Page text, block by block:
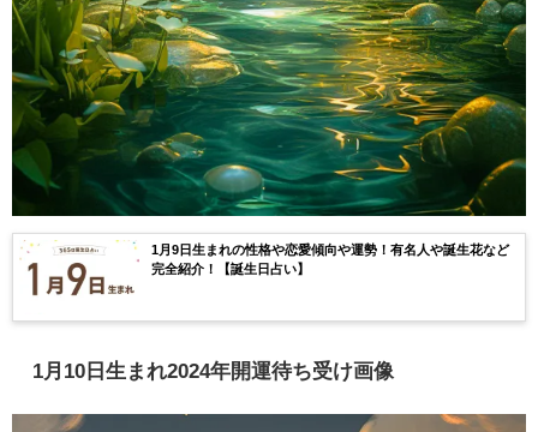
1月9日生まれの性格や恋愛傾向や運勢！有名人や誕生花など
完全紹介！【誕生日占い】
1月10日生まれ2024年開運待ち受け画像